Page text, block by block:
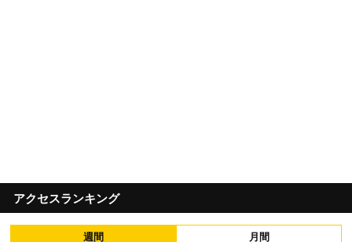
アクセスランキング
週間 月間